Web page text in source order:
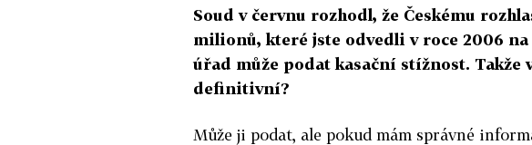
Soud v červnu rozhodl, že Českému
milionů, které jste odvedli v roce 2006
úřad může podat kasační stížnost. Takže
definitivní?
Může ji podat, ale pokud mám správné